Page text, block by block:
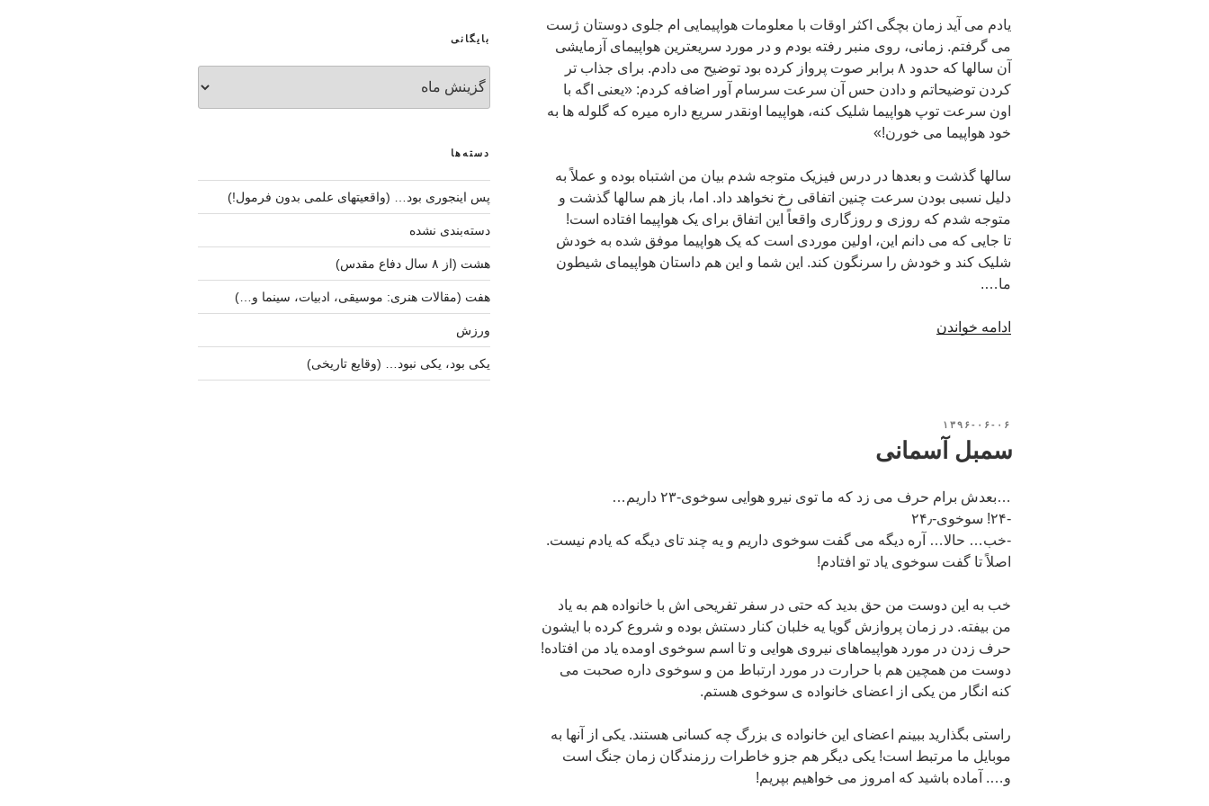
یادم می آید زمان بچگی اکثر اوقات با معلومات هواپیمایی ام جلوی دوستان ژست
می گرفتم. زمانی، روی منبر رفته بودم و در مورد سریعترین هواپیمای آزمایشی
آن سالها که حدود ۸ برابر صوت پرواز کرده بود توضیح می دادم. برای جذاب تر
کردن توضیحاتم و دادن حس آن سرعت سرسام آور اضافه کردم: «یعنی اگه با
اون سرعت توپ هواپیما شلیک کنه، هواپیما اونقدر سریع داره میره که گلوله ها به
خود هواپیما می خورن!»
سالها گذشت و بعدها در درس فیزیک متوجه شدم بیان من اشتباه بوده و عملاً به
دلیل نسبی بودن سرعت چنین اتفاقی رخ نخواهد داد. اما، باز هم سالها گذشت و
متوجه شدم که روزی و روزگاری واقعاً این اتفاق برای یک هواپیما افتاده است!
تا جایی که می دانم این، اولین موردی است که یک هواپیما موفق شده به خودش
شلیک کند و خودش را سرنگون کند. این شما و این هم داستان هواپیمای شیطون
ما….
ادامه خواندن
نوشته‌شده
۱۳۹۶-۰۶-۰۶
سمبل آسمانی
…بعدش برام حرف می زد که ما توی نیرو هوایی سوخوی-۲۳ داریم…
-۲۴! سوخوی-۲۴٫
-خب… حالا… آره دیگه می گفت سوخوی داریم و یه چند تای دیگه که یادم نیست.
اصلاً تا گفت سوخوی یاد تو افتادم!
خب به این دوست من حق بدید که حتی در سفر تفریحی اش با خانواده هم به یاد
من بیفته. در زمان پروازش گویا یه خلبان کنار دستش بوده و شروع کرده با ایشون
حرف زدن در مورد هواپیماهای نیروی هوایی و تا اسم سوخوی اومده یاد من افتاده!
دوست من همچین هم با حرارت در مورد ارتباط من و سوخوی داره صحبت می
کنه انگار من یکی از اعضای خانواده ی سوخوی هستم.
راستی بگذارید ببینم اعضای این خانواده ی بزرگ چه کسانی هستند. یکی از آنها به
موبایل ما مرتبط است! یکی دیگر هم جزو خاطرات رزمندگان زمان جنگ است
و…. آماده باشید که امروز می خواهیم بپریم!
بایگانی
بایگانی
دسته‌ها
پس اینجوری بود… (واقعیتهای علمی بدون فرمول!)
دسته‌بندی نشده
هشت (از ۸ سال دفاع مقدس)
هفت (مقالات هنری: موسیقی، ادبیات، سینما و…)
ورزش
یکی بود، یکی نبود… (وقایع تاریخی)